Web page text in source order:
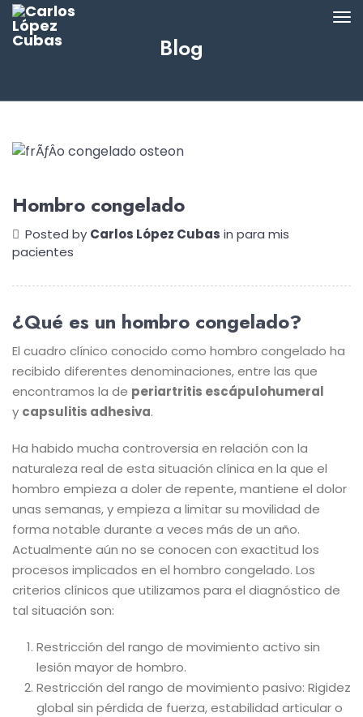
Blog
Hombro congelado
Posted by Carlos López Cubas in para mis
pacientes
¿Qué es un hombro congelado?
El cuadro clínico conocido como hombro congelado ha
recibido diferentes denominaciones, entre las que
encontramos la de periartritis escápulohumeral
y capsulitis adhesiva.
Ha habido mucha controversia en relación con la
naturaleza real de esta situación clínica en la que el
hombro empieza a doler de repente, mantiene el dolor
unas semanas, y empieza a limitar su movilidad de
forma notable durante a veces más de un año.
Actualmente aún no se conocen con exactitud los
procesos implicados en el hombro congelado. Los
criterios clínicos que utilizamos para el diagnóstico de
tal situación son:
Restricción del rango de movimiento activo sin
lesión mayor de hombro.
Restricción del rango de movimiento pasivo: Rigidez
global sin pérdida de fuerza, estabilidad articular o